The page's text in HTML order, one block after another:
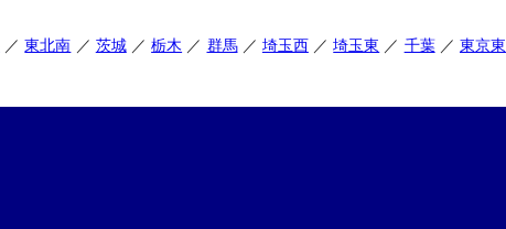
東北南 茨城 栃木 群馬 埼玉西 埼玉東 千葉 東京東